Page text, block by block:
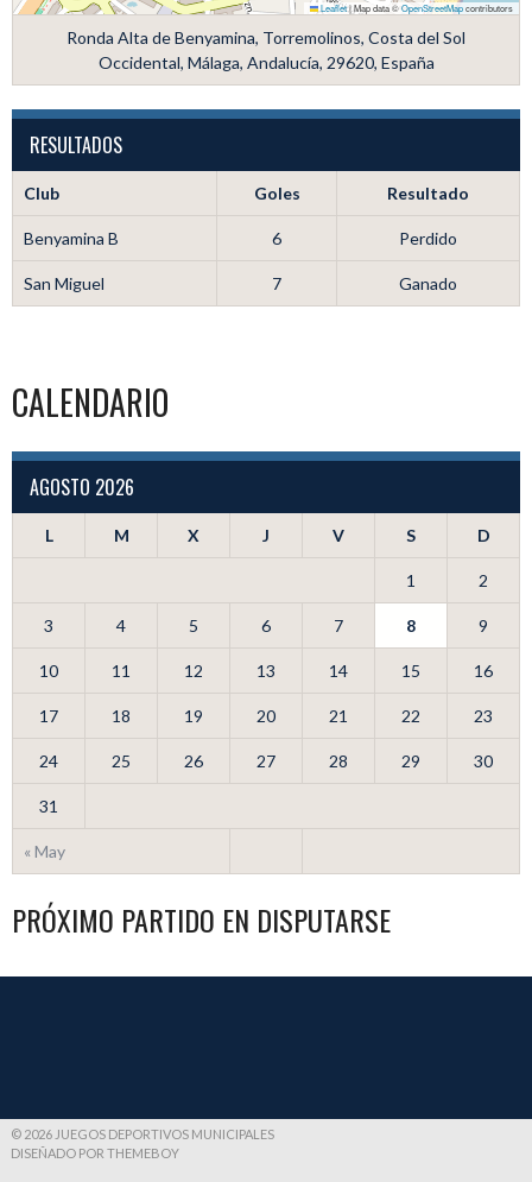
Leaflet|Map data ©OpenStreetMapcontributors
Ronda Alta de Benyamina, Torremolinos, Costa del Sol
Occidental, Málaga, Andalucía, 29620, España
RESULTADOS
Club Goles Resultado
Benyamina B 6 Perdido
San Miguel 7 Ganado
CALENDARIO
AGOSTO 2026
L M X J V S D
« May
1 2
3 4 5 6 7 8 9
10 11 12 13 14 15 16
17 18 19 20 21 22 23
24 25 26 27 28 29 30
31
PRÓXIMO PARTIDO EN DISPUTARSE
© 2026 JUEGOS DEPORTIVOS MUNICIPALES
DISEÑADO POR THEMEBOY